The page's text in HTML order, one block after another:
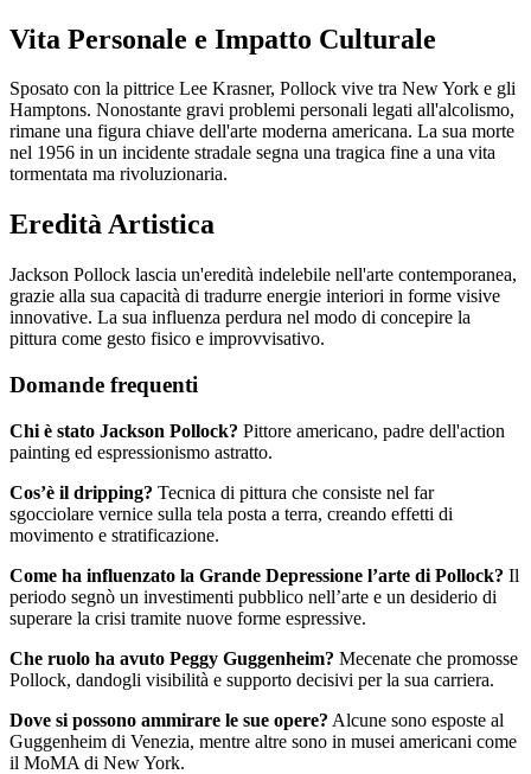
Vita Personale e Impatto Culturale
Sposato con la pittrice Lee Krasner, Pollock vive tra New York e gli
Hamptons. Nonostante gravi problemi personali legati all'alcolismo,
rimane una figura chiave dell'arte moderna americana. La sua morte
nel 1956 in un incidente stradale segna una tragica fine a una vita
tormentata ma rivoluzionaria.
Eredità Artistica
Jackson Pollock lascia un'eredità indelebile nell'arte contemporanea,
grazie alla sua capacità di tradurre energie interiori in forme visive
innovative. La sua influenza perdura nel modo di concepire la
pittura come gesto fisico e improvvisativo.
Domande frequenti
Chi è stato Jackson Pollock? Pittore americano, padre dell'action
painting ed espressionismo astratto.
Cos’è il dripping? Tecnica di pittura che consiste nel far
sgocciolare vernice sulla tela posta a terra, creando effetti di
movimento e stratificazione.
Come ha influenzato la Grande Depressione l’arte di Pollock? Il
periodo segnò un investimenti pubblico nell’arte e un desiderio di
superare la crisi tramite nuove forme espressive.
Che ruolo ha avuto Peggy Guggenheim? Mecenate che promosse
Pollock, dandogli visibilità e supporto decisivi per la sua carriera.
Dove si possono ammirare le sue opere? Alcune sono esposte al
Guggenheim di Venezia, mentre altre sono in musei americani come
il MoMA di New York.